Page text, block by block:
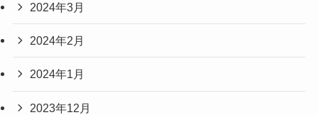
2024年3月
2024年2月
2024年1月
2023年12月